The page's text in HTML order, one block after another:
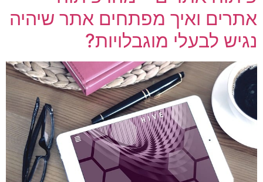
אתרים ואיך מפתחים אתר שיהיה
נגיש לבעלי מוגבלויות?